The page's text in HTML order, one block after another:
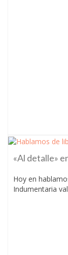
«Al detalle»
Hoy en
Indumentaria